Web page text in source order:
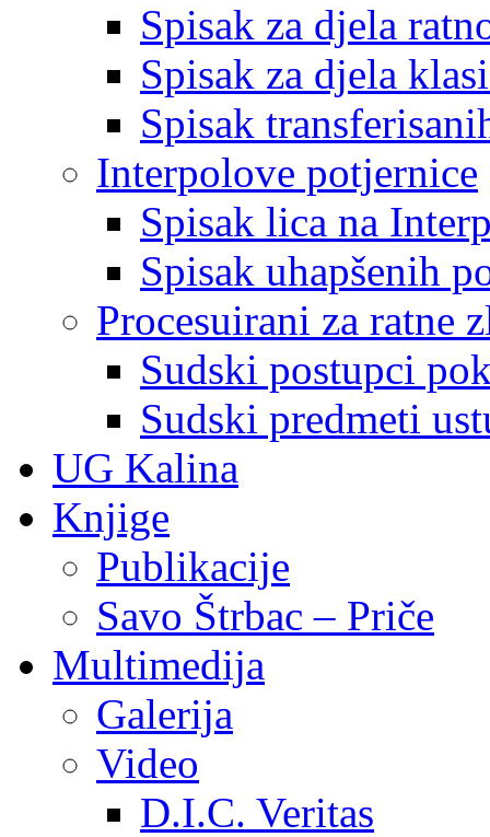
Spisak za djela
Spisak za djela
Spisak
Interpolove potjernice
Spisak lica na
Spisak uhapšenih
Procesuirani za ratne
Sudski postupci
Sudski predmeti
UG Kalina
Knjige
Publikacije
Savo Štrbac – Priče
Multimedija
Galerija
Video
D.I.C. Veritas